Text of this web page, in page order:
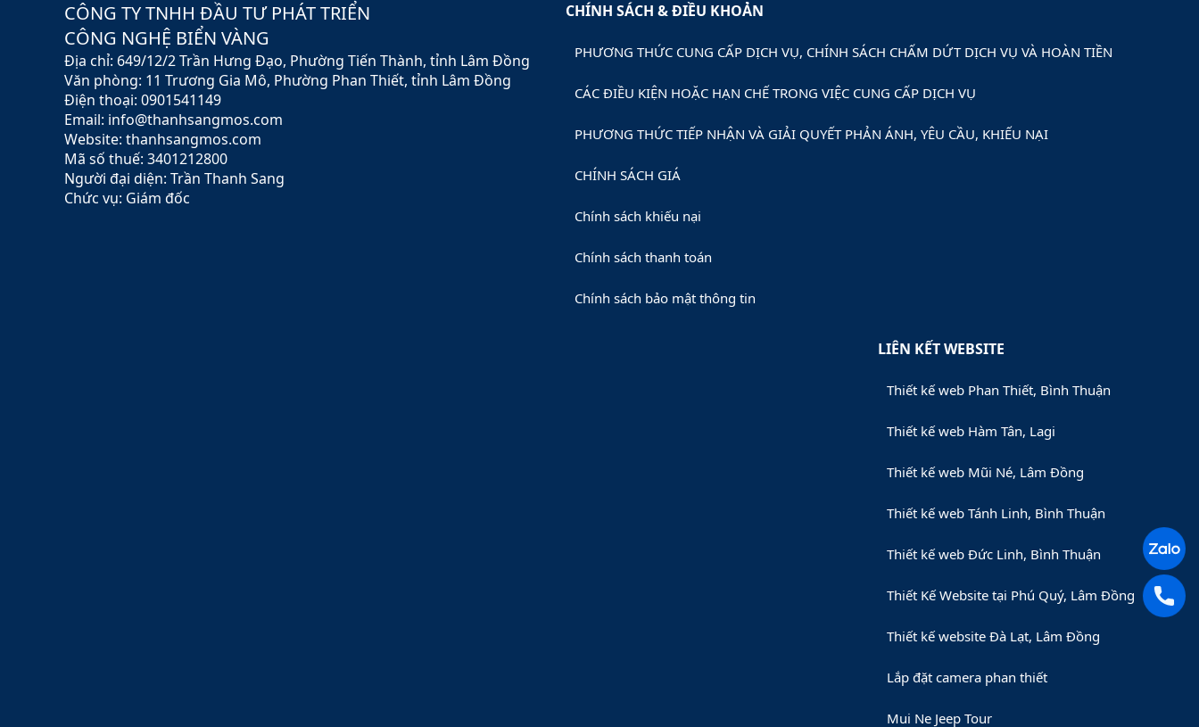
CÔNG TY TNHH ĐẦU TƯ PHÁT TRIỂN
CÔNG NGHỆ BIỂN VÀNG
Địa chỉ: 649/12/2 Trần Hưng Đạo, Phường Tiến Thành, tỉnh Lâm Đồng
Văn phòng: 11 Trương Gia Mô, Phường Phan Thiết, tỉnh Lâm Đồng
Điện thoại: 0901541149
Email: info@thanhsangmos.com
Website: thanhsangmos.com
Mã số thuế: 3401212800
Người đại diện: Trần Thanh Sang
Chức vụ: Giám đốc
CHÍNH SÁCH & ĐIỀU KHOẢN
PHƯƠNG THỨC CUNG CẤP DỊCH VỤ, CHÍNH SÁCH CHẤM DỨT DỊCH VỤ VÀ HOÀN TIỀN
CÁC ĐIỀU KIỆN HOẶC HẠN CHẾ TRONG VIỆC CUNG CẤP DỊCH VỤ
PHƯƠNG THỨC TIẾP NHẬN VÀ GIẢI QUYẾT PHẢN ÁNH, YÊU CẦU, KHIẾU NẠI
CHÍNH SÁCH GIÁ
Chính sách khiếu nại
Chính sách thanh toán
Chính sách bảo mật thông tin
LIÊN KẾT WEBSITE
Thiết kế web Phan Thiết, Bình Thuận
Thiết kế web Hàm Tân, Lagi
Thiết kế web Mũi Né, Lâm Đồng
Thiết kế web Tánh Linh, Bình Thuận
Thiết kế web Đức Linh, Bình Thuận
Thiết Kế Website tại Phú Quý, Lâm Đồng
Thiết kế website Đà Lạt, Lâm Đồng
Lắp đặt camera phan thiết
Mui Ne Jeep Tour